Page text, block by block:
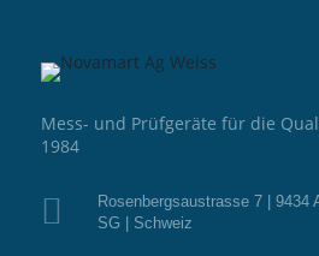
Mess- und Prüfgeräte für die
1984

Rosenbergsaustrasse 7 | 9434
SG | Schweiz